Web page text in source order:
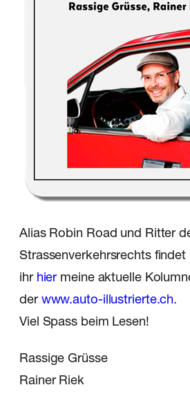
Alias Robin Road und Ritter
Strassenverkehrsrechts findet
ihr hiermeine aktuelle
der www.auto-illustrierte.ch.
Viel Spass beim Lesen!
Rassige Grüsse
Rainer Riek